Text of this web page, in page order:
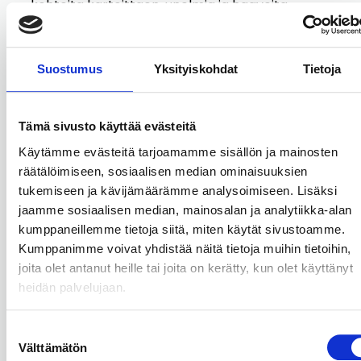
Suostumus Yksityiskohdat Tietoja
Tämä sivusto käyttää evästeitä
Käytämme evästeitä tarjoamamme sisällön ja mainosten
räätälöimiseen, sosiaalisen median ominaisuuksien
tukemiseen ja kävijämäärämme analysoimiseen. Lisäksi
jaamme sosiaalisen median, mainosalan ja analytiikka-alan
kumppaneillemme tietoja siitä, miten käytät sivustoamme.
Kumppanimme voivat yhdistää näitä tietoja muihin tietoihin,
joita olet antanut heille tai joita on kerätty, kun olet käyttänyt
heidän palvelujaan.
valinta
Välttämätön
kohteita kartoittaen, unelmia ja haaveita
pohtien. Usein vielä osin jäsentymättömiä
haaveita ja ajatuksia voi olla vaikea pukea
sanoiksi. Jos matkan varrelle on sattunut
pelottavaakin. Silloin kouluttautuneen
sanoittamiseksi ja pelon hälventämiseksi voi
tukea nuorta.
Konkreettista tukea arkeen
Nuori voi valmentajan tuella vahvistaa taitojaan